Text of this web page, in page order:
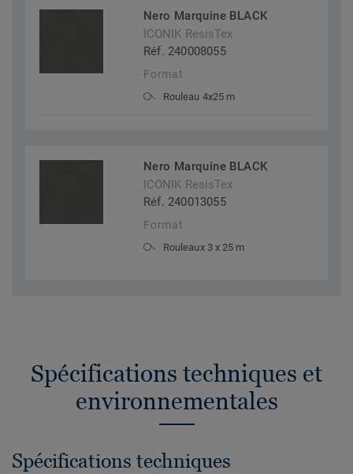
Nero Marquine BLACK
ICONIK ResisTex
Réf. 240008055
Format
Rouleau 4x25 m
Nero Marquine BLACK
ICONIK ResisTex
Réf. 240013055
Format
Rouleaux 3 x 25 m
Spécifications techniques et
environnementales
Spécifications techniques